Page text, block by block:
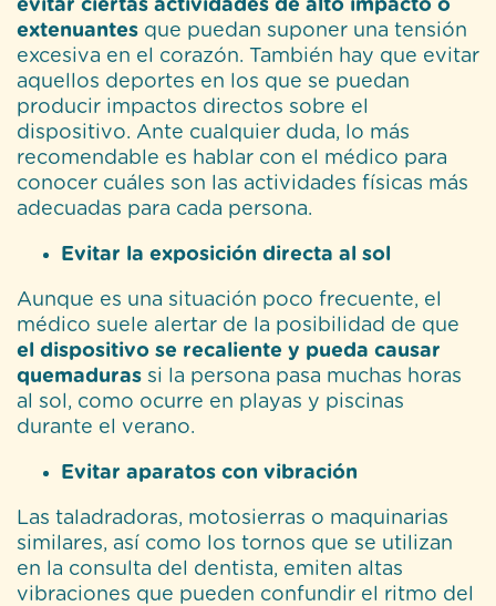
evitar ciertas actividades de alto impacto o
extenuantes que puedan suponer una tensión
excesiva en el corazón. También hay que evitar
aquellos deportes en los que se puedan
producir impactos directos sobre el
dispositivo. Ante cualquier duda, lo más
recomendable es hablar con el médico para
conocer cuáles son las actividades físicas más
adecuadas para cada persona.
Evitar la exposición directa al sol
Aunque es una situación poco frecuente, el
médico suele alertar de la posibilidad de que
el dispositivo se recaliente y pueda causar
quemaduras si la persona pasa muchas horas
al sol, como ocurre en playas y piscinas
durante el verano.
Evitar aparatos con vibración
Las taladradoras, motosierras o maquinarias
similares, así como los tornos que se utilizan
en la consulta del dentista, emiten altas
vibraciones que pueden confundir el ritmo del